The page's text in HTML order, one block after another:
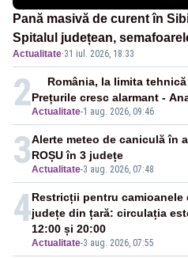
Pană masivă de curent în
Spitalul județean,
grav afectate
Actualitate·31 iul. 2026, 18:33
2Actualitate-1 aug. 2026, 09:46
România, la limita
Prețurile cresc alarmant -
3Actualitate-3 aug. 2026, 07:48
Alerte meteo de caniculă în
ROȘU în 3 județe
4
Actualitate-3 aug. 2026, 07:55
Restricții pentru camioanele
județe din țară: circulația
12:00 și 20:00